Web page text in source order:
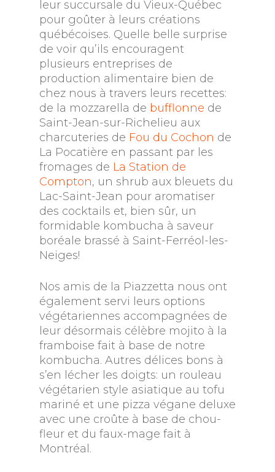
leur succursale du Vieux-Québec
pour goûter à leurs créations
québécoises. Quelle belle surprise
de voir qu’ils encouragent
plusieurs entreprises de
production alimentaire bien de
chez nous à travers leurs recettes:
de la mozzarella de bufflonne de
Saint-Jean-sur-Richelieu aux
charcuteries de Fou du Cochon de
La Pocatière en passant par les
fromages de La Station de
Compton, un shrub aux bleuets du
Lac-Saint-Jean pour aromatiser
des cocktails et, bien sûr, un
formidable kombucha à saveur
boréale brassé à Saint-Ferréol-les-
Neiges!
Nos amis de la Piazzetta nous ont
également servi leurs options
végétariennes accompagnées de
leur désormais célèbre mojito à la
framboise fait à base de notre
kombucha. Autres délices bons à
s’en lécher les doigts: un rouleau
végétarien style asiatique au tofu
mariné et une pizza végane deluxe
avec une croûte à base de chou-
fleur et du faux-mage fait à
Montréal.